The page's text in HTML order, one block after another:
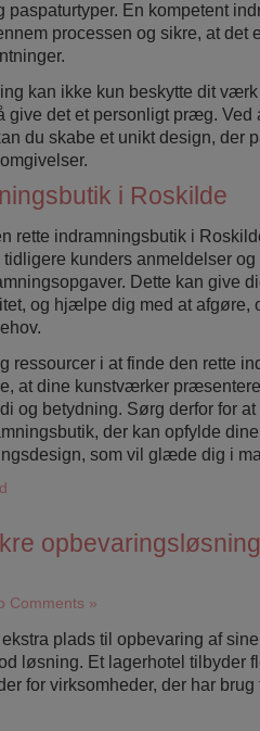
paspaturtyper. En kompetent
processen og sikre, at det
kan ikke kun beskytte dit
give det et personligt præg.
du skabe et unikt design, der
i Roskilde
rette indramningsbutik i
kunders anmeldelser
Dette kan give
og hjælpe dig med at afgøre,
ressourcer i at finde den rette
at dine kunstværker
og betydning. Sørg derfor for
der kan opfylde
som vil glæde dig i
Comments »
plads til opbevaring af
løsning. Et lagerhotel tilbyder
for virksomheder, der har brug